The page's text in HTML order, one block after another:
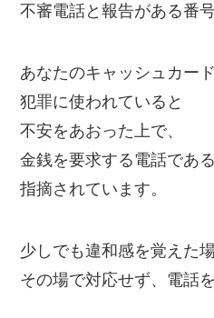
不審電話と報告がある番号
あなたのキャッシュカー
犯罪に使われていると
不安をあおった上で、
金銭を要求する電話であ
指摘されています。
少しでも違和感を覚えた場
その場で対応せず、電話